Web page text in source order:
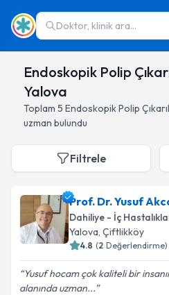
Doktor, klinik ara...
Endoskopik Polip
Yalova
Toplam 5 Endoskopik Polip
uzman bulundu
Filtrele
Prof. Dr. Yusuf
Dahiliye - İç
Yalova, Çiftlikköy
4.8 (2 Değerlendirme)
Yusuf hocam çok kaliteli bir
alanında uzman...